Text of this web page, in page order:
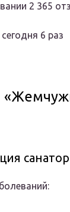
2 365
6 раз